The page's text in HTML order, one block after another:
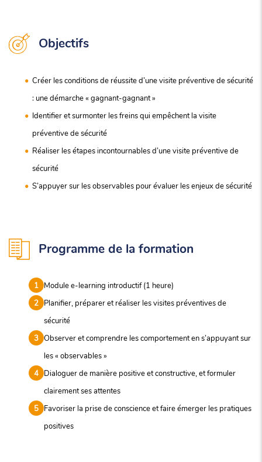
Objectifs
Créer les conditions de réussite d’une visite préventive de sécurité
: une démarche « gagnant-gagnant »
Identifier et surmonter les freins qui empêchent la visite
préventive de sécurité
Réaliser les étapes incontournables d’une visite préventive de
sécurité
S’appuyer sur les observables pour évaluer les enjeux de sécurité
Programme de la formation
Module e-learning introductif (1 heure)
Planifier, préparer et réaliser les visites préventives de
sécurité
Observer et comprendre les comportement en s’appuyant sur
les « observables »
Dialoguer de manière positive et constructive, et formuler
clairement ses attentes
Favoriser la prise de conscience et faire émerger les pratiques
positives